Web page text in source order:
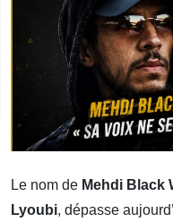
Le nom de Mehdi Black
Lyoubi, dépasse